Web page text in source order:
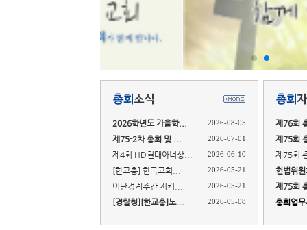
2026학년도 가을학... 2026-08-05
제75-2차 총회 및 ... 2026-07-01
제4회 HD현대아너상... 2026-06-10
[한교총] 한국교회... 2026-05-21
이단경계주간 지키... 2026-05-21
[경찰청][한교총]노... 2026-05-08
제76회
제75회
제75회
헌법위
제75회
총회업